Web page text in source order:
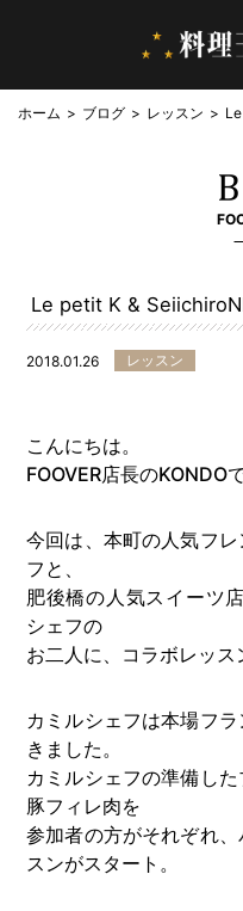
ホーム ブログ レッスン
Le petit K &
2018.01.26 レッスン
こんにちは。
FOOVER店長のKONDOで
今回は、本町の人気フ
フと、
肥後橋の人気スイーツ
シェフの
お二人に、コラボレッス
カミルシェフは本場フ
きました。
カミルシェフの準備し
豚フィレ肉を
参加者の方がそれぞれ
スンがスタート。